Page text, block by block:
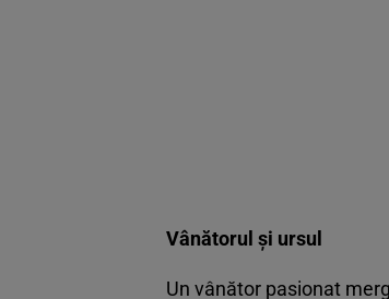
Vânătorul și ursul
Un vânător pasionat